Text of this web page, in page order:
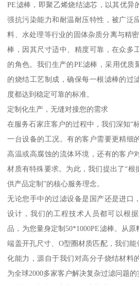
PE滤棒，即聚乙烯烧结滤芯，以其优异
强抗污染能力和耐温耐压特性，被广泛
料、水处理等行业的固体杂质分离与精
棒，因其尺寸适中、精度可靠，在众多
的角色。我们生产的PE滤棒，采用优质
的烧结工艺制成，确保每一根滤棒的过
度都达到稳定可靠的标准。
定制化生产，无缝对接您的需求
在服务石家庄客户的过程中，我们深知“
一台设备的工况。有的客户需要更精细
高温或高腐蚀的流体环境，还有的客户
材质有特殊要求。为此，我们提出了“根
供产品定制”的核心服务理念。
无论您手中的过滤设备是国产还是进口
设计，我们的工程技术人员都可以根
品，为您量身定制50*1000PE滤棒。从
端盖开孔尺寸、O型圈材质匹配，我们能
化能力，源自于我们对高分子烧结材料
为全球2000多家客户解决复杂过滤问题的